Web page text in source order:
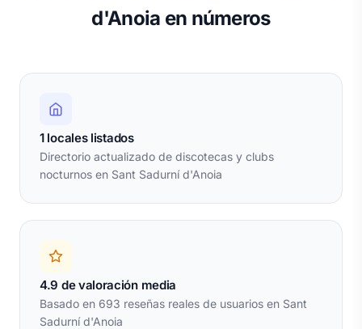
d'Anoia en números
1 locales listados
Directorio actualizado de discotecas y clubs
nocturnos en Sant Sadurní d'Anoia
4.9 de valoración media
Basado en 693 reseñas reales de usuarios en Sant
Sadurní d'Anoia